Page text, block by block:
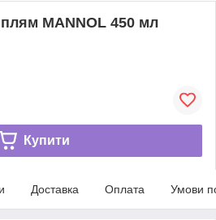
MANNOL 450 мл
Купити
Доставка Оплата Умови